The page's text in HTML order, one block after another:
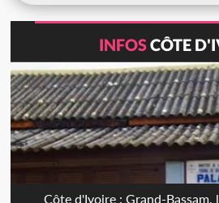
INFOSCÔTE
Côte d'Ivoire : Grand-Bassam,